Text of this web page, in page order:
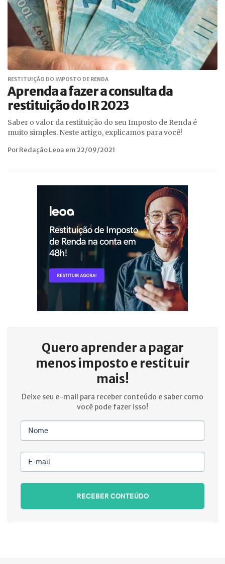
RESTITUIÇÃO DO IMPOSTO DE RENDA
Aprenda a fazer a consulta da
restituição do IR 2023
Saber o valor da restituição do seu Imposto de Renda é
muito simples. Neste artigo, explicamos para você!
Por Redação Leoa em 22/09/2021
Quero aprender a pagar
menos imposto e restituir
mais!
Deixe seu e-mail para receber conteúdo e saber como
você pode fazer isso!
Nome
E-mail
RECEBER CONTEÚDO